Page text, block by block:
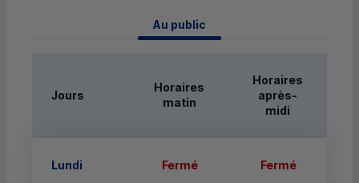
Au public
Jours
Horaires
matin
Horaires
après-
midi
Lundi Fermé Fermé